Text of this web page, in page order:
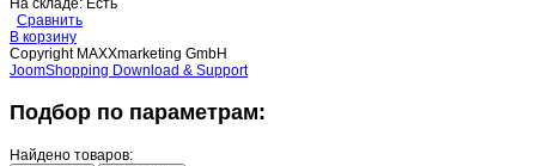
На складе: Есть
Сравнить
В корзину
Copyright MAXXmarketing GmbH
JoomShopping Download & Support
Подбор по параметрам:
Найдено товаров: